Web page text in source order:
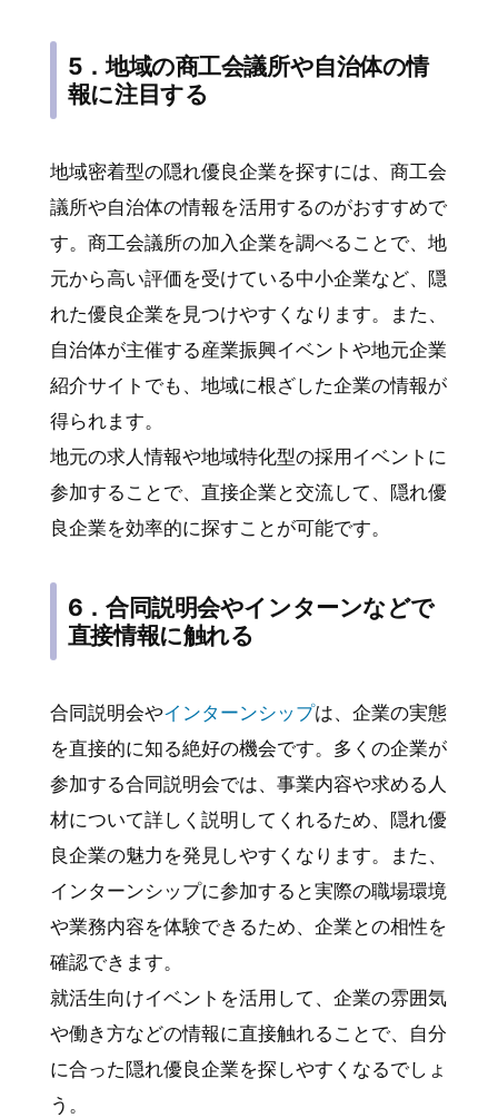
5．地域の商工会議所や自治体の情
報に注目する
地域密着型の隠れ優良企業を探すには、商工会
議所や自治体の情報を活用するのがおすすめで
す。商工会議所の加入企業を調べることで、地
元から高い評価を受けている中小企業など、隠
れた優良企業を見つけやすくなります。また、
自治体が主催する産業振興イベントや地元企業
紹介サイトでも、地域に根ざした企業の情報が
得られます。
地元の求人情報や地域特化型の採用イベントに
参加することで、直接企業と交流して、隠れ優
良企業を効率的に探すことが可能です。
6．合同説明会やインターンなどで
直接情報に触れる
合同説明会やインターンシップは、企業の実態
を直接的に知る絶好の機会です。多くの企業が
参加する合同説明会では、事業内容や求める人
材について詳しく説明してくれるため、隠れ優
良企業の魅力を発見しやすくなります。また、
インターンシップに参加すると実際の職場環境
や業務内容を体験できるため、企業との相性を
確認できます。
就活生向けイベントを活用して、企業の雰囲気
や働き方などの情報に直接触れることで、自分
に合った隠れ優良企業を探しやすくなるでしょ
う。